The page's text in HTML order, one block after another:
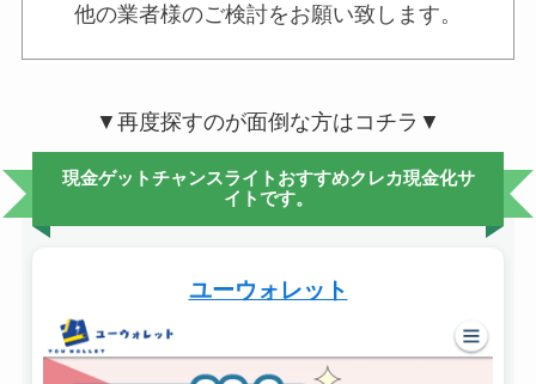
他の業者様のご検討をお願い致します。
▼再度探すのが面倒な方はコチラ▼
現金ゲットチャンスライトおすすめクレカ現金化サ
イトです。
ユーウォレット